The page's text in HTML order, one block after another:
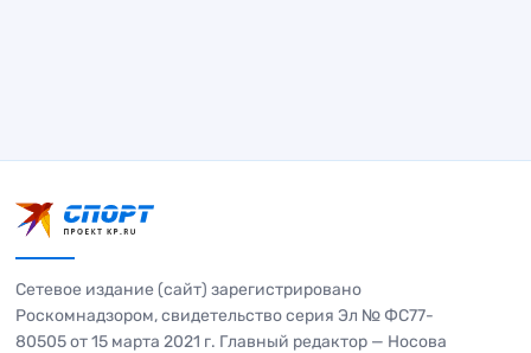
Сетевое издание (сайт) зарегистрировано
Роскомнадзором, свидетельство серия Эл № ФС77-
80505 от 15 марта 2021 г. Главный редактор — Носова